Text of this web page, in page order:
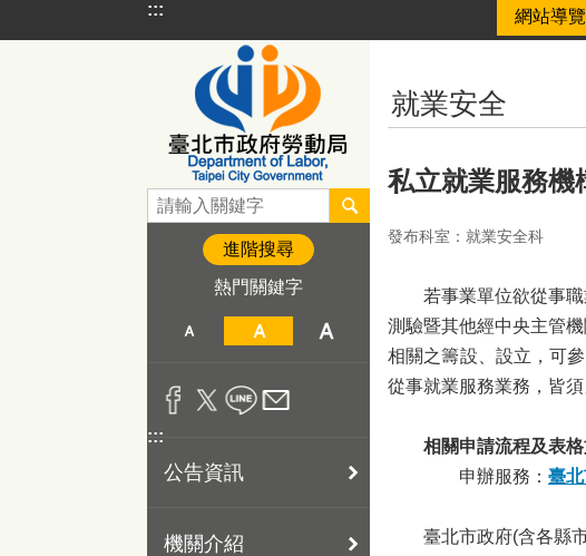
跳到主要內容區塊
::: 網站導覽
進階搜尋
熱門關鍵字
:::
公告資訊
機關介紹
就業安全
私立就業服務機
發布科室：就業安全科
若事業單位欲從事職
測驗暨其他經中央主管
相關之籌設、設立，可
從事就業服務業務，皆
相關申請流程及表
申辦服務： 臺
臺北市政府(含各縣市)